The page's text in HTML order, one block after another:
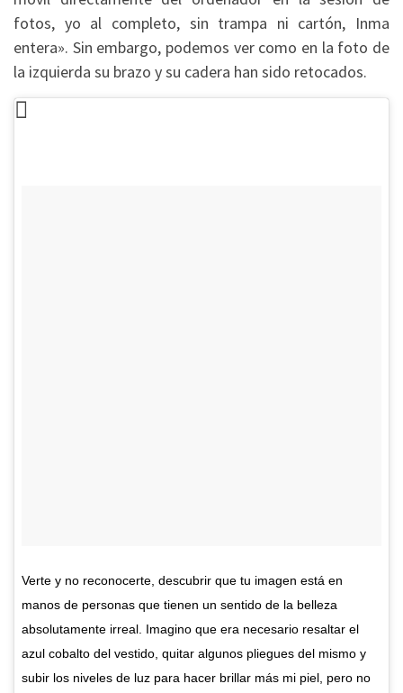
fotos, yo al completo, sin trampa ni cartón, Inma
entera». Sin embargo, podemos ver como en la foto de
la izquierda su brazo y su cadera han sido retocados.
Verte y no reconocerte, descubrir que tu imagen está en
manos de personas que tienen un sentido de la belleza
absolutamente irreal. Imagino que era necesario resaltar el
azul cobalto del vestido, quitar algunos pliegues del mismo y
subir los niveles de luz para hacer brillar más mi piel, pero no